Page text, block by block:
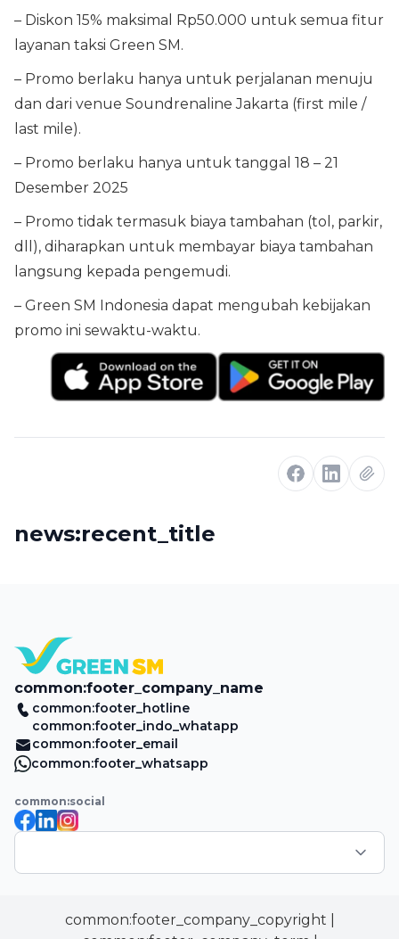
– Diskon 15% maksimal Rp50.000 untuk semua fitur
layanan taksi Green SM.
– Promo berlaku hanya untuk perjalanan menuju
dan dari venue Soundrenaline Jakarta (first mile /
last mile).
– Promo berlaku hanya untuk tanggal 18 – 21
Desember 2025
– Promo tidak termasuk biaya tambahan (tol, parkir,
dll), diharapkan untuk membayar biaya tambahan
langsung kepada pengemudi.
– Green SM Indonesia dapat mengubah kebijakan
promo ini sewaktu-waktu.
news:recent_title
common:footer_company_name
common:footer_hotline
common:footer_indo_whatapp
common:footer_email
common:footer_whatsapp
common:social
common:footer_company_copyright